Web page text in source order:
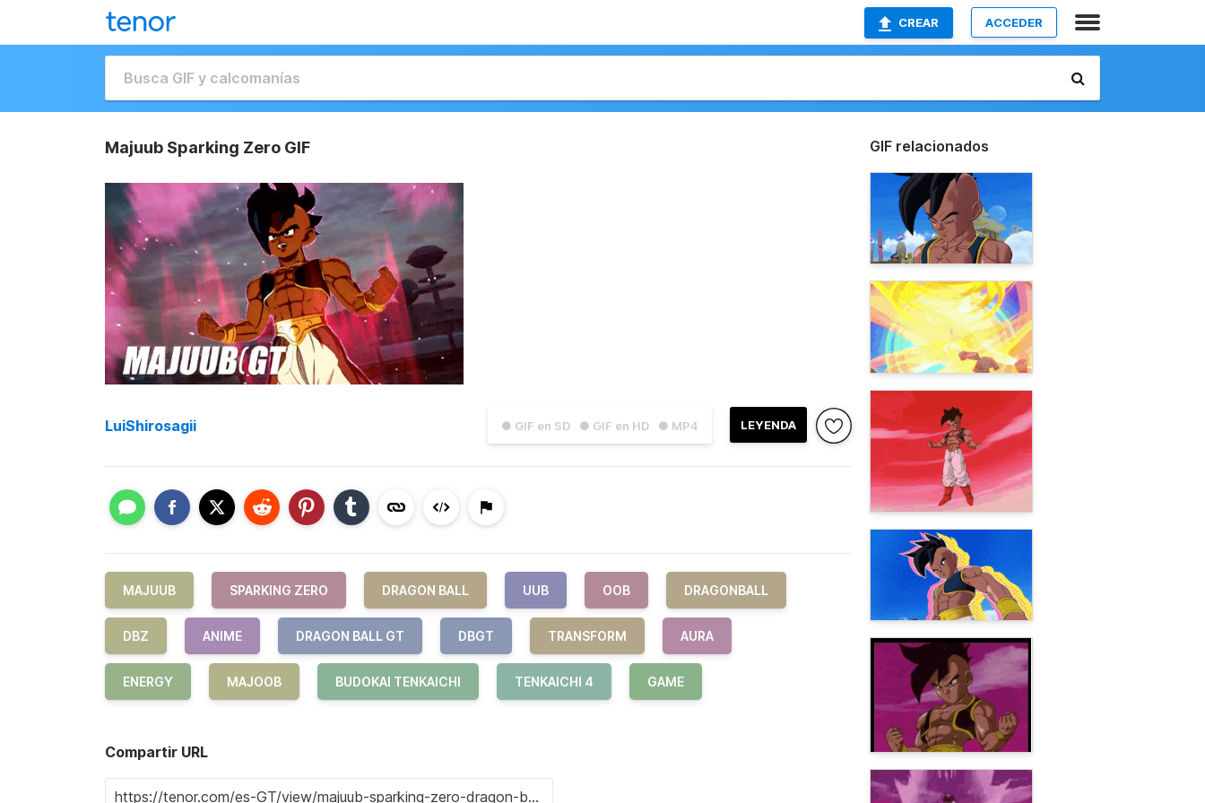
CREAR ACCEDER
Majuub Sparking Zero GIF
● GIF en SD ● GIF en HD ● MP4 LEYENDA
LuiShirosagii
MAJUUB SPARKING ZERO DRAGON BALL UUB OOB DRAGONBALL
DBZ ANIME DRAGON BALL GT DBGT TRANSFORM AURA
ENERGY MAJOOB BUDOKAI TENKAICHI TENKAICHI 4 GAME
Compartir URL
GIF relacionados